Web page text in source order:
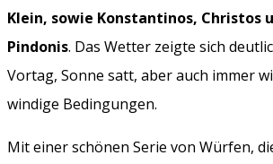
Klein, sowie Konstantinos, Christos
Pindonis. Das Wetter zeigte sich
Vortag, Sonne satt, aber auch immer
windige Bedingungen.
Mit einer schönen Serie von Würfen,